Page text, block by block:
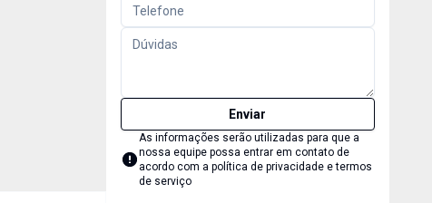
Enviar
As informações serão utilizadas para que a
nossa equipe possa entrar em contato de
acordo com a política de privacidade e termos
de serviço